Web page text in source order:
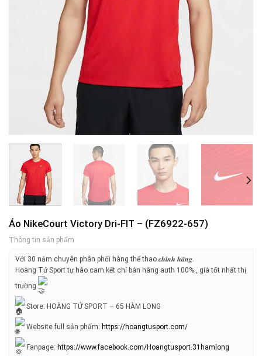
Áo NikeCourt Victory Dri-FIT – (FZ6922-657)
Thông tin sản phẩm
Với 30 năm chuyên phân phối hàng thể thao 𝒄𝒉𝒊́𝒏𝒉 𝒉𝒂̃𝒏𝒈.
Hoàng Tử Sport tự hào cam kết chỉ bán hàng auth 100% , giá tốt nhất thị
trường
Store: HOÀNG TỬ SPORT – 65 HÀM LONG
Website full sản phẩm: https://hoangtusport.com/
Fanpage: https://www.facebook.com/Hoangtusport.31hamlong